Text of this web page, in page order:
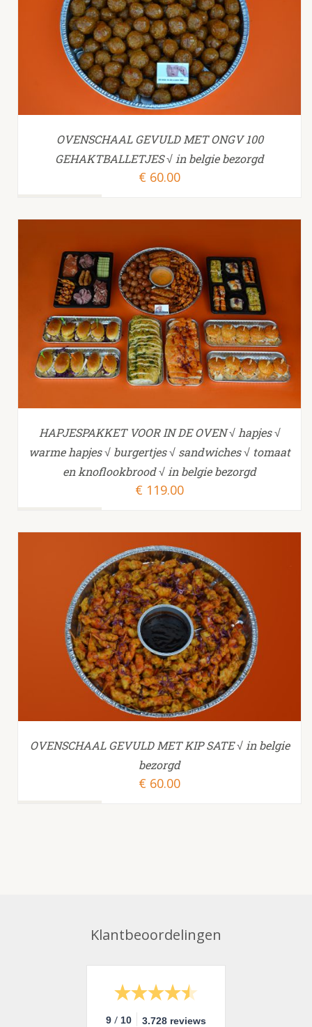
TOEVOEGEN AAN WINKELWAGEN
OVENSCHAAL GEVULD MET ONGV 100
GEHAKTBALLETJES √ in belgie bezorgd
€ 60.00
TOEVOEGEN AAN WINKELWAGEN /
HAPJESPAKKET VOOR IN DE OVEN √ hapjes √
warme hapjes √ burgertjes √ sandwiches √ tomaat
en knoflookbrood √ in belgie bezorgd
€ 119.00
TOEVOEGEN AAN WINKELWAGEN /
OVENSCHAAL GEVULD MET KIP SATE √ in belgie
bezorgd
€ 60.00
Klantbeoordelingen
9 / 10 3.728 reviews